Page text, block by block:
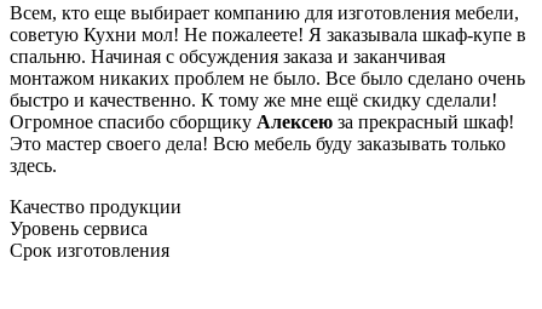
Всем, кто еще выбирает компанию для изготовления мебели,
советую Кухни мол! Не пожалеете! Я заказывала шкаф-купе в
спальню. Начиная с обсуждения заказа и заканчивая
монтажом никаких проблем не было. Все было сделано очень
быстро и качественно. К тому же мне ещё скидку сделали!
Огромное спасибо сборщику Алексею за прекрасный шкаф!
Это мастер своего дела! Всю мебель буду заказывать только
здесь.
Качество продукции
Уровень сервиса
Срок изготовления